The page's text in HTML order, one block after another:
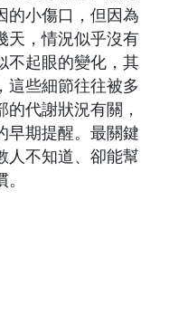
的小傷口，但因為
天，情況似乎沒有
不起眼的變化，其
這些細節往往被多
代謝狀況有關，
早期提醒。最關鍵
人不知道、卻能幫